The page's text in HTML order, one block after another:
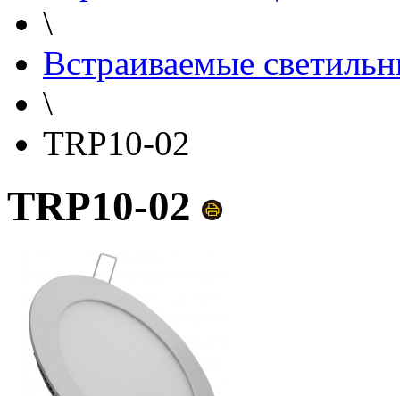
\
Встраиваемые
\
TRP10-02
TRP10-02